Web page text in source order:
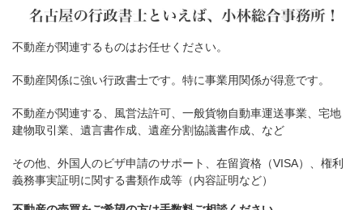
不動産が関連するものはお任せください。
不動産関係に強い行政書士です。特に事業用関係が得意です。
不動産が関連する、風営法許可、一般貨物自動車運送事業、宅地
建物取引業、遺言書作成、遺産分割協議書作成、など
その他、外国人のビザ申請のサポート、在留資格（VISA）、権利
義務事実証明に関する書類作成等（内容証明など）